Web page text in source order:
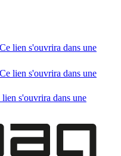
Ce lien s'ouvrira dans une
Ce lien s'ouvrira dans une
lien s'ouvrira dans une